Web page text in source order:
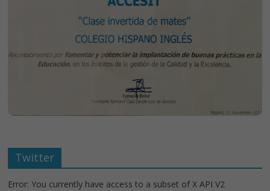
Twitter
Error: You currently have access to a subset of X API V2